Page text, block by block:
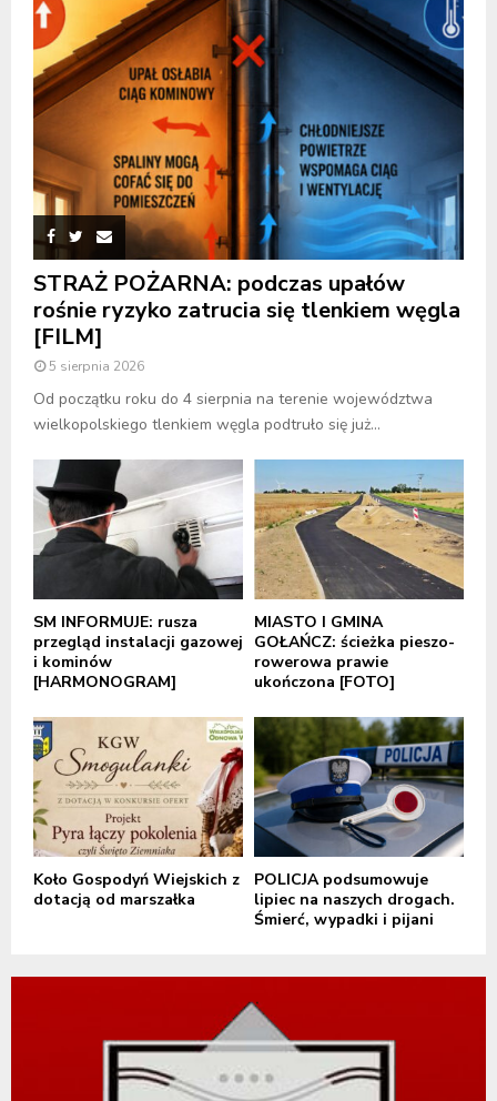
STRAŻ POŻARNA: podczas upałów
rośnie ryzyko zatrucia się tlenkiem węgla
[FILM]
5 sierpnia 2026
Od początku roku do 4 sierpnia na terenie województwa
wielkopolskiego tlenkiem węgla podtruło się już...
SM INFORMUJE: rusza
przegląd instalacji gazowej
i kominów
[HARMONOGRAM]
MIASTO I GMINA
GOŁAŃCZ: ścieżka pieszo-
rowerowa prawie
ukończona [FOTO]
Koło Gospodyń Wiejskich z
dotacją od marszałka
POLICJA podsumowuje
lipiec na naszych drogach.
Śmierć, wypadki i pijani